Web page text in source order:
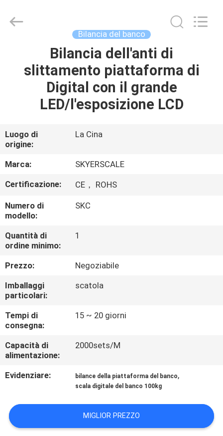
PRODOTTI
SU
DI
NOI
VISITA
DELLA
FABBRICA
CONTROLLO
DELLA
QUALITÀ
NOTIZIE
CASI
CHIEDI UN
PREVENTIVO
Co.,Limited.
Bilancia del banco
Bilancia dell'anti di
slittamento piattaforma di
Digital con il grande
LED/l'esposizione LCD
Luogo di
origine:
La Cina
Marca:
SKYERSCALE
Certificazione:
CE， ROHS
Numero di
modello:
SKC
Quantità di
ordine minimo:
1
Prezzo:
Negoziabile
Imballaggi
particolari:
scatola
Tempi di
consegna:
15 ~ 20 giorni
Capacità di
alimentazione:
2000sets/M
Evidenziare: bilance della piattaforma del banco,
scala digitale del banco 100kg
MIGLIOR PREZZO